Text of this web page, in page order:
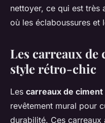
nettoyer, ce qui est très
où les éclaboussures et
Les carreaux
style rétro-chic
Les carreaux de ciment
revêtement mural pour
durabilité. Ces carreaux